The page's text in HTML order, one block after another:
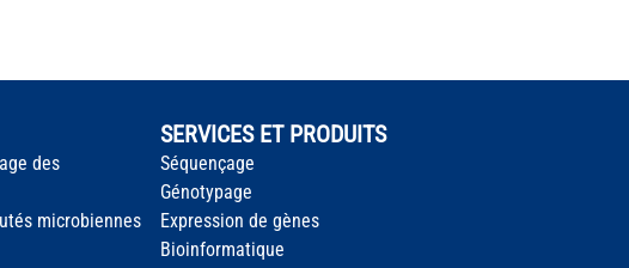
des
microbiennes
SERVICES ET PRODUITS
Séquençage
Génotypage
Expression de gènes
Bioinformatique